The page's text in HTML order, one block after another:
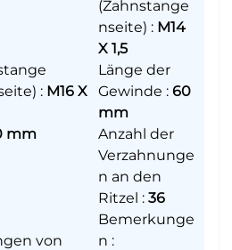
(Zahnstange
nseite) : M14
X 1,5
: M16 X
Länge der
Gewinde : 60
mm
mm
Anzahl der
Verzahnunge
n an den
Ritzel : 36
von
Bemerkunge
n :